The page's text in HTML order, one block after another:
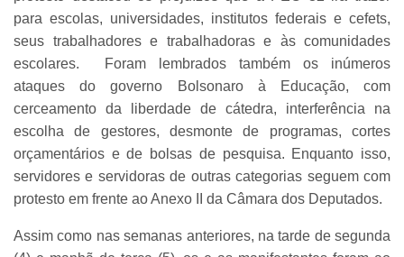
para escolas, universidades, institutos federais e cefets,
seus trabalhadores e trabalhadoras e às comunidades
escolares. Foram lembrados também os inúmeros
ataques do governo Bolsonaro à Educação, com
cerceamento da liberdade de cátedra, interferência na
escolha de gestores, desmonte de programas, cortes
orçamentários e de bolsas de pesquisa. Enquanto isso,
servidores e servidoras de outras categorias seguem com
protesto em frente ao Anexo II da Câmara dos Deputados.
Assim como nas semanas anteriores, na tarde de segunda